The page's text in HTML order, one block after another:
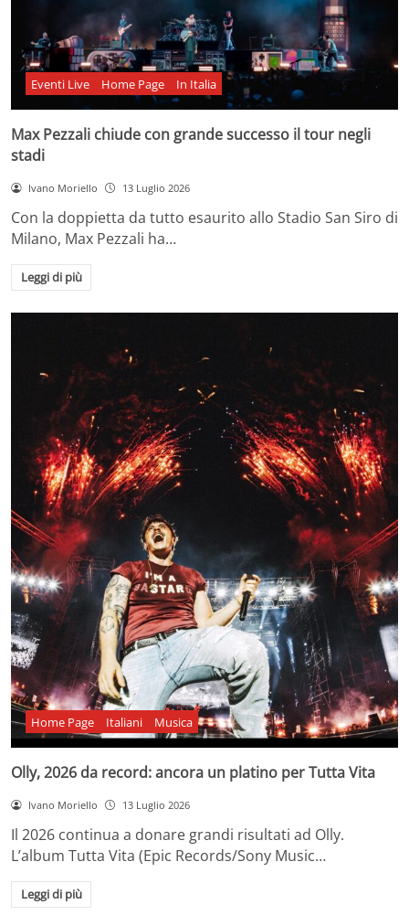
Eventi Live Home Page In Italia
Max Pezzali chiude con grande successo il tour negli
stadi
Ivano Moriello 13 Luglio 2026
Con la doppietta da tutto esaurito allo Stadio San Siro di
Milano, Max Pezzali ha…
Leggi di più
Home Page Italiani Musica
Olly, 2026 da record: ancora un platino per Tutta Vita
Ivano Moriello 13 Luglio 2026
Il 2026 continua a donare grandi risultati ad Olly.
L’album Tutta Vita (Epic Records/Sony Music…
Leggi di più